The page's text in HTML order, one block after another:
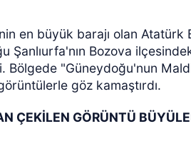
en büyük barajı olan Atatürk
Şanlıurfa'nın Bozova
Bölgede "Güneydoğu'nun
göz kamaştırdı.
ÇEKİLEN GÖRÜNTÜ